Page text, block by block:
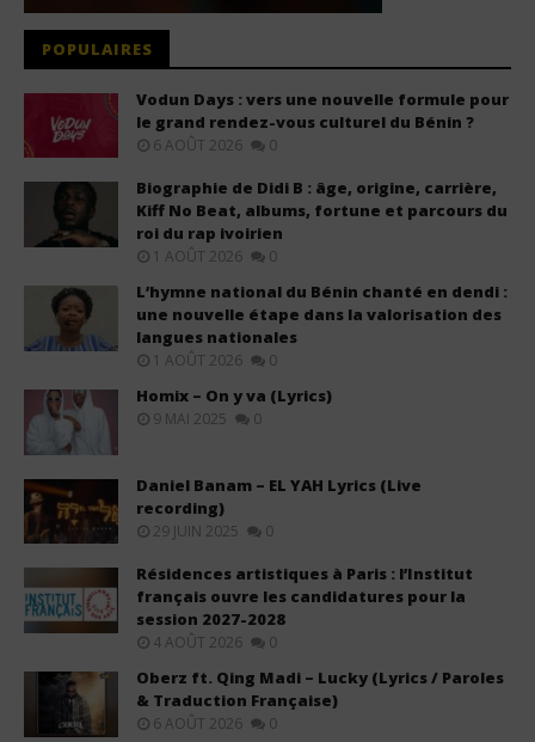
POPULAIRES
Vodun Days : vers une nouvelle formule pour
le grand rendez-vous culturel du Bénin ?
6 AOÛT 2026 0
Biographie de Didi B : âge, origine, carrière,
Kiff No Beat, albums, fortune et parcours du
roi du rap ivoirien
1 AOÛT 2026 0
L’hymne national du Bénin chanté en dendi :
une nouvelle étape dans la valorisation des
langues nationales
1 AOÛT 2026 0
Homix – On y va (Lyrics)
9 MAI 2025 0
Daniel Banam – EL YAH Lyrics (Live
recording)
29 JUIN 2025 0
Résidences artistiques à Paris : l’Institut
français ouvre les candidatures pour la
session 2027-2028
4 AOÛT 2026 0
Oberz ft. Qing Madi – Lucky (Lyrics / Paroles
& Traduction Française)
6 AOÛT 2026 0